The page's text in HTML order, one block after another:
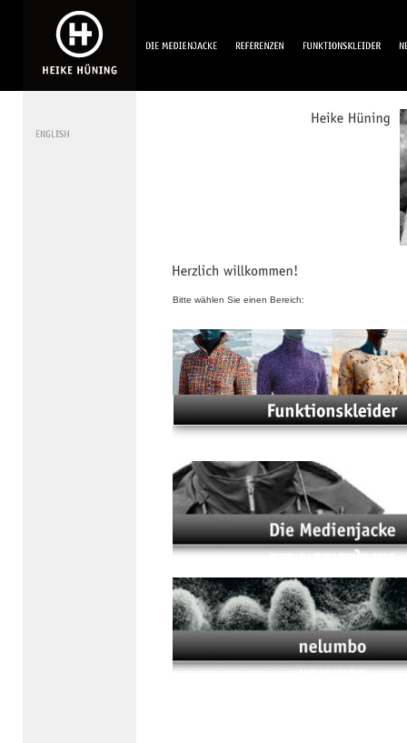
Bitte wählen Sie einen Bereich: